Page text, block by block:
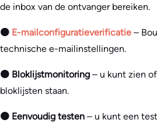
de inbox van de ontvanger bereiken.
🟠 E-mailconfiguratieverificatie –
technische e-mailinstellingen.
🟠 Bloklijstmonitoring – u kunt zien
bloklijsten staan.
🟠 Eenvoudig testen – u kunt een